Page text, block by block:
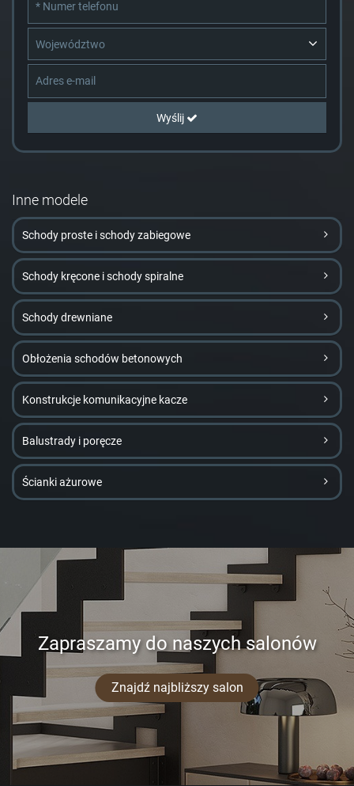
Województwo
Wyślij
Inne modele
Schody proste i schody zabiegowe
Schody kręcone i schody spiralne
Schody drewniane
Obłożenia schodów betonowych
Konstrukcje komunikacyjne kacze
Balustrady i poręcze
Ścianki ażurowe
Zapraszamy do naszych salonów
Znajdź najbliższy salon